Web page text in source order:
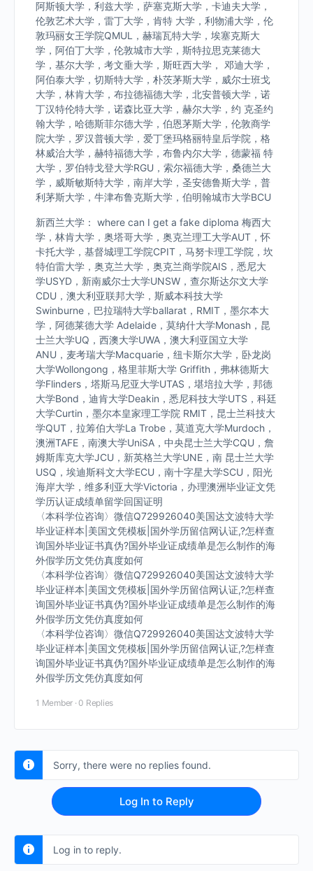
阿斯顿大学，利兹大学，萨塞克斯大学，卡迪夫大学，
伦敦艺术大学，雷丁大学，肯特 大学，利物浦大学，伦
敦玛丽女王学院QMUL，赫瑞瓦特大学，埃塞克斯大
学，阿伯丁大学，伦敦城市大学，斯特拉思克莱德大
学，基尔大学，考文垂大学，斯旺西大学， 邓迪大学，
阿伯泰大学，切斯特大学，朴茨茅斯大学，威尔士班戈
大学，林肯大学，布拉德福德大学，北安普顿大学，诺
丁汉特伦特大学，诺森比亚大学，赫尔大学，约 克圣约
翰大学，哈德斯菲尔德大学，伯恩茅斯大学，伦敦商学
院大学，罗汉普顿大学，爱丁堡玛格丽特皇后学院，格
林威治大学，赫特福德大学，布鲁内尔大学，德蒙福 特
大学，罗伯特戈登大学RGU，索尔福德大学，桑德兰大
学，威斯敏斯特大学，南岸大学，圣安德鲁斯大学，普
利茅斯大学，牛津布鲁克斯大学，伯明翰城市大学BCU
新西兰大学： where can I get a fake diploma 梅西大
学，林肯大学，奥塔哥大学，奥克兰理工大学AUT，怀
卡托大学，基督城理工学院CPIT，马努卡理工学院，坎
特伯雷大学，奥克兰大学，奥克兰商学院AIS，悉尼大
学USYD，新南威尔士大学UNSW，查尔斯达尔文大学
CDU，澳大利亚联邦大学，斯威本科技大学
Swinburne，巴拉瑞特大学ballarat，RMIT，墨尔本大
学，阿德莱德大学 Adelaide，莫纳什大学Monash，昆
士兰大学UQ，西澳大学UWA，澳大利亚国立大学
ANU，麦考瑞大学Macquarie，纽卡斯尔大学，卧龙岗
大学Wollongong，格里菲斯大学 Griffith，弗林德斯大
学Flinders，塔斯马尼亚大学UTAS，堪培拉大学，邦德
大学Bond，迪肯大学Deakin，悉尼科技大学UTS，科廷
大学Curtin，墨尔本皇家理工学院 RMIT，昆士兰科技大
学QUT，拉筹伯大学La Trobe，莫道克大学Murdoch，
澳洲TAFE，南澳大学UniSA，中央昆士兰大学CQU，詹
姆斯库克大学JCU，新英格兰大学UNE，南 昆士兰大学
USQ，埃迪斯科文大学ECU，南十字星大学SCU，阳光
海岸大学，维多利亚大学Victoria，办理澳洲毕业证文凭
学历认证成绩单留学回国证明
〈本科学位咨询〉微信Q729926040美国达文波特大学
毕业证样本|美国文凭模板|国外学历留信网认证,?怎样查
询国外毕业证书真伪?国外毕业证成绩单是怎么制作的海
外假学历文凭仿真度如何
〈本科学位咨询〉微信Q729926040美国达文波特大学
毕业证样本|美国文凭模板|国外学历留信网认证,?怎样查
询国外毕业证书真伪?国外毕业证成绩单是怎么制作的海
外假学历文凭仿真度如何
〈本科学位咨询〉微信Q729926040美国达文波特大学
毕业证样本|美国文凭模板|国外学历留信网认证,?怎样查
询国外毕业证书真伪?国外毕业证成绩单是怎么制作的海
外假学历文凭仿真度如何
1 Member · 0 Replies
Sorry, there were no replies found.
Log In to Reply
Log in to reply.